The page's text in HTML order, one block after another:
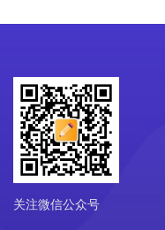
关注微信公众号